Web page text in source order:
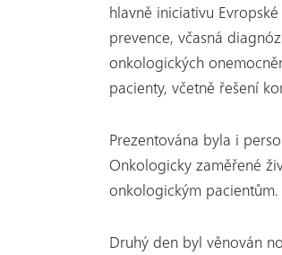
hlavně iniciativu
prevence, včasná
onkologických
pacienty, včetně řešení
Prezentována byla i
Onkologicky zaměřené
onkologickým pacientům.
Druhý den byl věnován